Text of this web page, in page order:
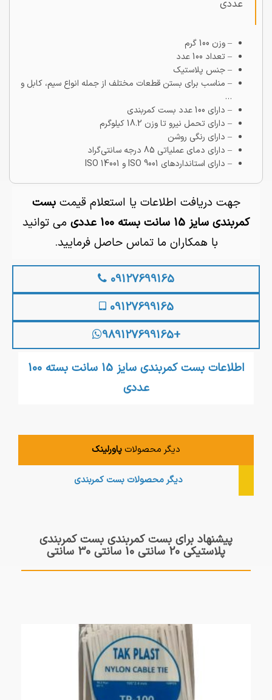
عددی
– وزن 100 گرم
– تعداد 100 عدد
– جنس پلاستیک
– مناسب برای بستن قطعات مختلف از جمله انواع سیم، کابل و
…
– دارای 100 عدد بست کمربندی
– دارای تحمل نیرو تا وزن 18.2 کیلو‌گرم
– دارای رنگی روشن
– دارای دمای عملیاتی 85 درجه سانتی‌گراد
– دارای استاندارد‌های ISO 9001 و ISO 14001
جهت دریافت اطلاعات یا استعلام قیمتبست
کمربندی سایز 15 سانت بسته 100 عددی
می توانید
با همکاران ما تماس حاصل فرمایید.
09127699165
09127699165
+989127699165
اطلاعات بست کمربندی سایز 15 سانت بسته 100
عددی
دیگر محصولاتپاورلینک
دیگر محصولاتبست کمربندی
پیشنهاد برای بست کمربندی بست کمربندی
پلاستیکی 20 سانتی 10 سانتی 30 سانتی